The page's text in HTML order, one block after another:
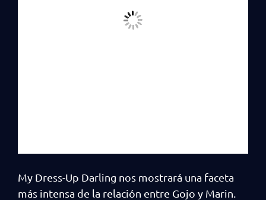
My Dress-Up Darling nos mostrará una faceta
más intensa de la relación entre Gojo y Marin.